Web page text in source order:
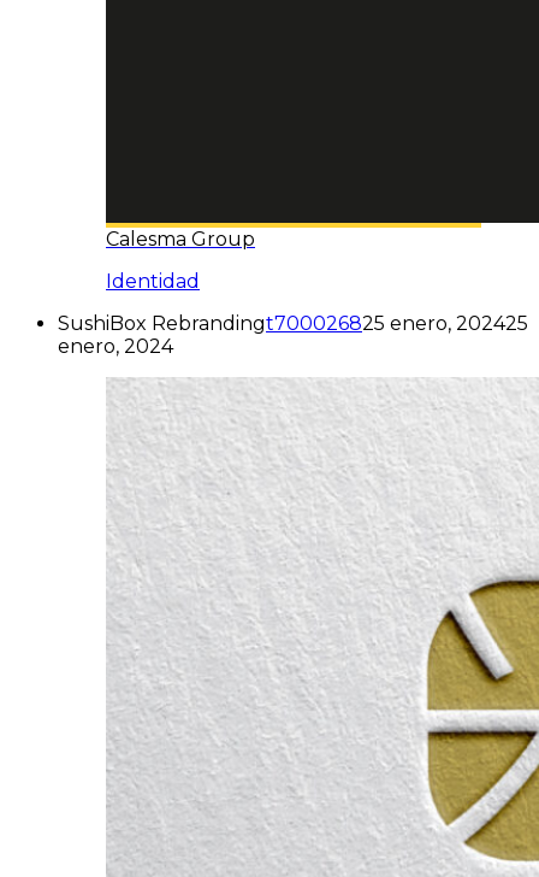
Calesma Group
Identidad
SushiBox Rebrandingt700026825 enero, 202425
enero, 2024